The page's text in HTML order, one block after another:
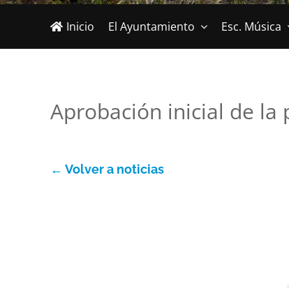
Inicio El Ayuntamiento Esc. Música
Aprobación inicial de la
← Volver a noticias